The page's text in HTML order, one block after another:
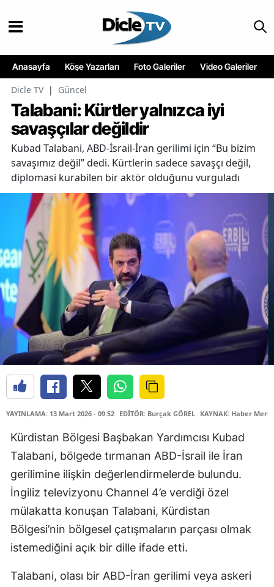
Anasayfa Köşe Yazarları Foto Galeriler Video Galeriler
Dicle TV | Güncel
Talabani: Kürtler yalnızca iyi
savaşçılar değildir
Kubad Talabani, ABD-İsrail-İran gerilimi için “Bu bizim
savaşımız değil” dedi. Kürtlerin sadece savaşçı değil,
diplomasi kurabilen bir aktör olduğunu vurguladı
YAYINLAMA: 13 Mart 2026 - 09:52 EDİTÖR: Burçak GÖREL KAYNAK: Haber
Kürdistan Bölgesi Başbakan Yardımcısı Kubad
Talabani, bölgede tırmanan ABD-İsrail ile İran
gerilimine ilişkin değerlendirmelerde bulundu.
İngiliz televizyonu Channel 4’e verdiği özel
mülakatta konuşan Talabani, Kürdistan
Bölgesi’nin bölgesel çatışmaların parçası olmak
istemediğini açık bir dille ifade etti.
Talabani, olası bir ABD-İran gerilimi veya askeri